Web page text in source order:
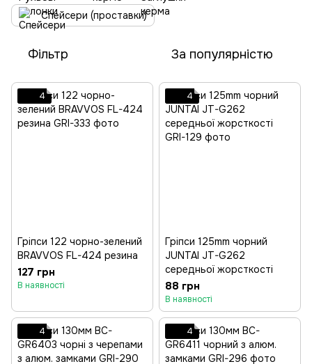
Спейсери (проставки)
Фільтр За популярністю
4
Гріпси 122 чорно-зелений
BRAVVOS FL-424 резина
127 грн
В наявності
4
Гріпси 125mm чорний
JUNTAI JT-G262
середньої жорсткості
88 грн
В наявності
4 4